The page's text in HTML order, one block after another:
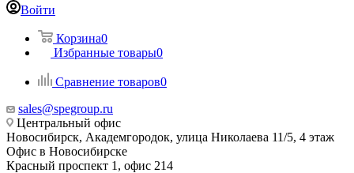
Войти
Корзина0
Избранные товары0
Сравнение товаров0
sales@spegroup.ru
Центральный офис
Новосибирск, Академгородок, улица Николаева 11/5, 4 этаж
Офис в Новосибирске
Красный проспект 1, офис 214